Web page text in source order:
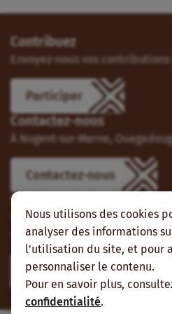
Nous utilisons des cookies
analyser des informations
l'utilisation du site, et pour
personnaliser le contenu.
Pour en savoir plus,
confidentialité.
Contribuez
Envoyez-nous vos
Participer
Contactez-nous
À Nogent-sur-Marne,
Contactez-nous
Suivez-nous
Vous pouvez aussi vous
suivre sur les réseaux sociaux.